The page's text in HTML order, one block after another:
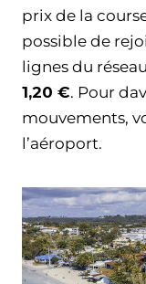
prix de la
possible de
lignes du
1,20 €. Pour
mouvements,
l’aéroport.